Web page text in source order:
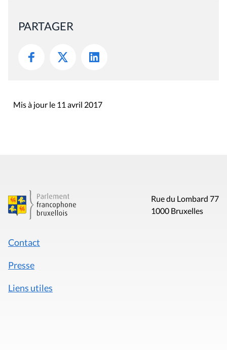
PARTAGER
Mis à jour le 11 avril 2017
Rue du Lombard 77
1000 Bruxelles
Contact
Presse
Liens utiles